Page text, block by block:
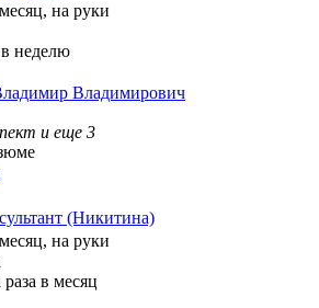
на руки
неделю
Владимирович
и еще 3
(Никитина)
на руки
в месяц